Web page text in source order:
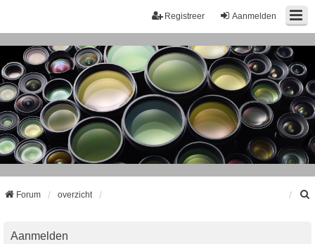
Aanmelden
Registreer
Forum overzicht
Aanmelden